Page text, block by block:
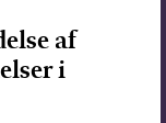
af
i